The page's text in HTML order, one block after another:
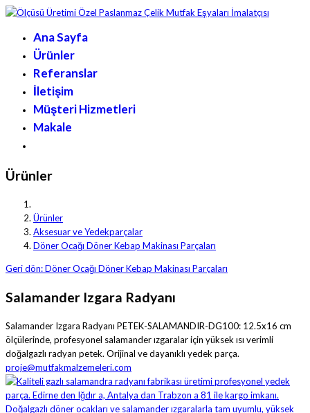
Ana Sayfa
Ürünler
Referanslar
İletişim
Müşteri Hizmetleri
Makale
Ürünler
Ürünler
Aksesuar ve Yedekparçalar
Döner Ocağı Döner Kebap Makinası Parçaları
Geri dön: Döner Ocağı Döner Kebap Makinası Parçaları
Salamander Izgara Radyanı
Salamander Izgara Radyanı PETEK-SALAMANDIR-DG100: 12.5x16 cm
ölçülerinde, profesyonel salamander ızgaralar için yüksek ısı verimli
doğalgazlı radyan petek. Orijinal ve dayanıklı yedek parça.
proje@mutfakmalzemeleri.com